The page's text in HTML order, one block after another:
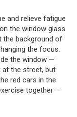
and relieve fatigue
the window glass
the background of
the focus.
the window —
at the street, but
red cars in the
together —